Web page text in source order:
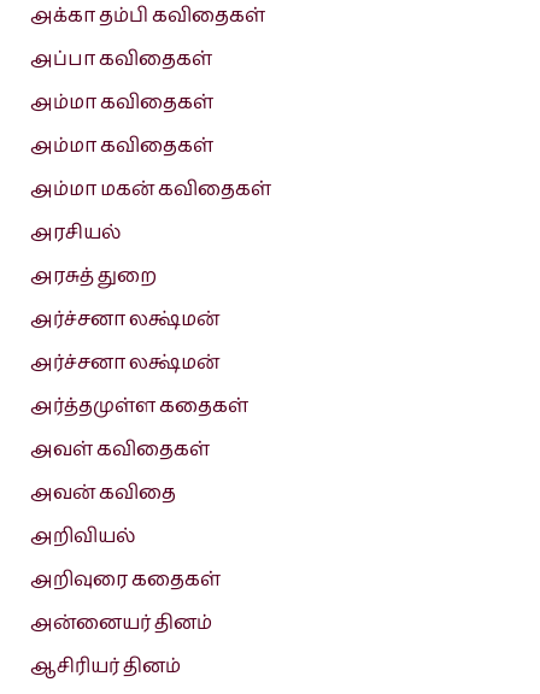
அக்கா தம்பி கவிதைகள்
அப்பா கவிதைகள்
அம்மா கவிதைகள்
அம்மா கவிதைகள்
அம்மா மகன் கவிதைகள்
அரசியல்
அரசுத் துறை
அர்ச்சனா லக்ஷ்மன்
அர்ச்சனா லக்ஷ்மன்
அர்த்தமுள்ள கதைகள்
அவள் கவிதைகள்
அவன் கவிதை
அறிவியல்
அறிவுரை கதைகள்
அன்னையர் தினம்
ஆசிரியர் தினம்